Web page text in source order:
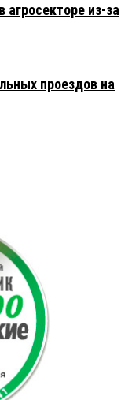
из-за
проездов на